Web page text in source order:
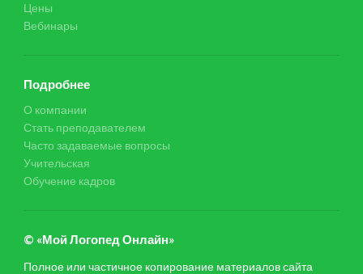
Цены
Вебинары
Подробнее
О компании
Стать преподавателем
Часто задаваемые вопросы
Учительская
Обучение кадров
© «Мой Логопед Онлайн»
Полное или частичное копирование материалов сайта